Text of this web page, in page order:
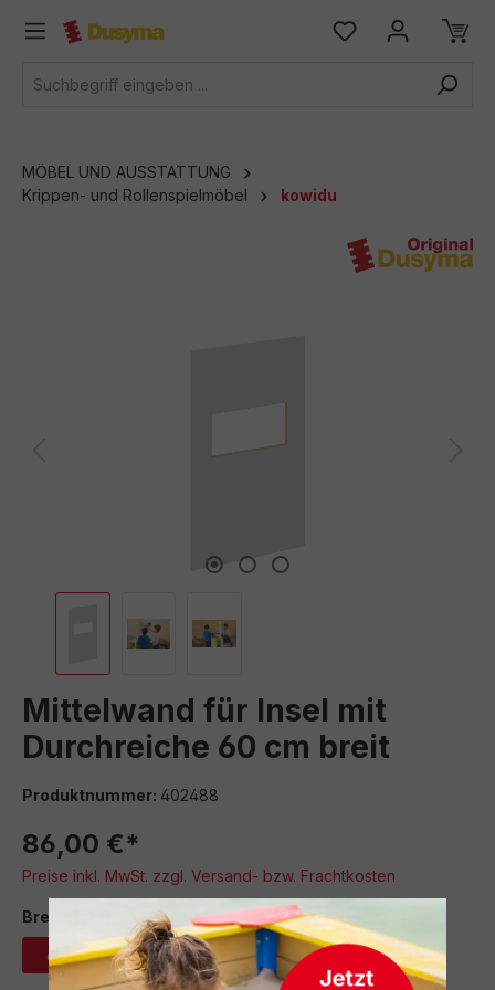
springen
MÖBEL UND AUSSTATTUNG
Krippen- und Rollenspielmöbel
kowidu
Mittelwand für Insel mit
Durchreiche 60 cm breit
Produktnummer: 402488
86,00 €*
Preise inkl. MwSt. zzgl. Versand- bzw. Frachtkosten
Breite (cm) auswählen
60 80